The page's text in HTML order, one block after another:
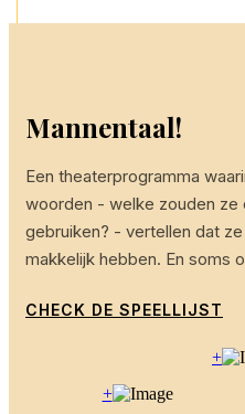
Mannentaal!
Een theaterprogramma
woorden - welke zouden ze
gebruiken? - vertellen dat
makkelijk hebben. En soms
CHECK DE SPEELLIJST
+
+